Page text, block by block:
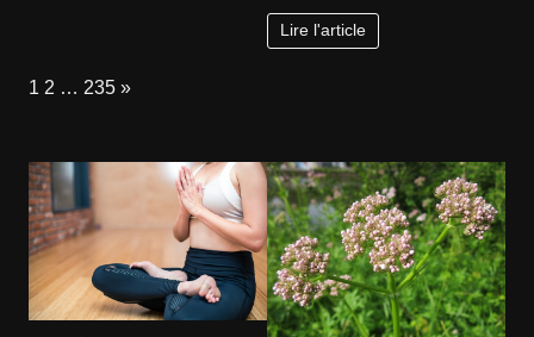
Lire l'article
Page:
1 2 … 235 Next
»